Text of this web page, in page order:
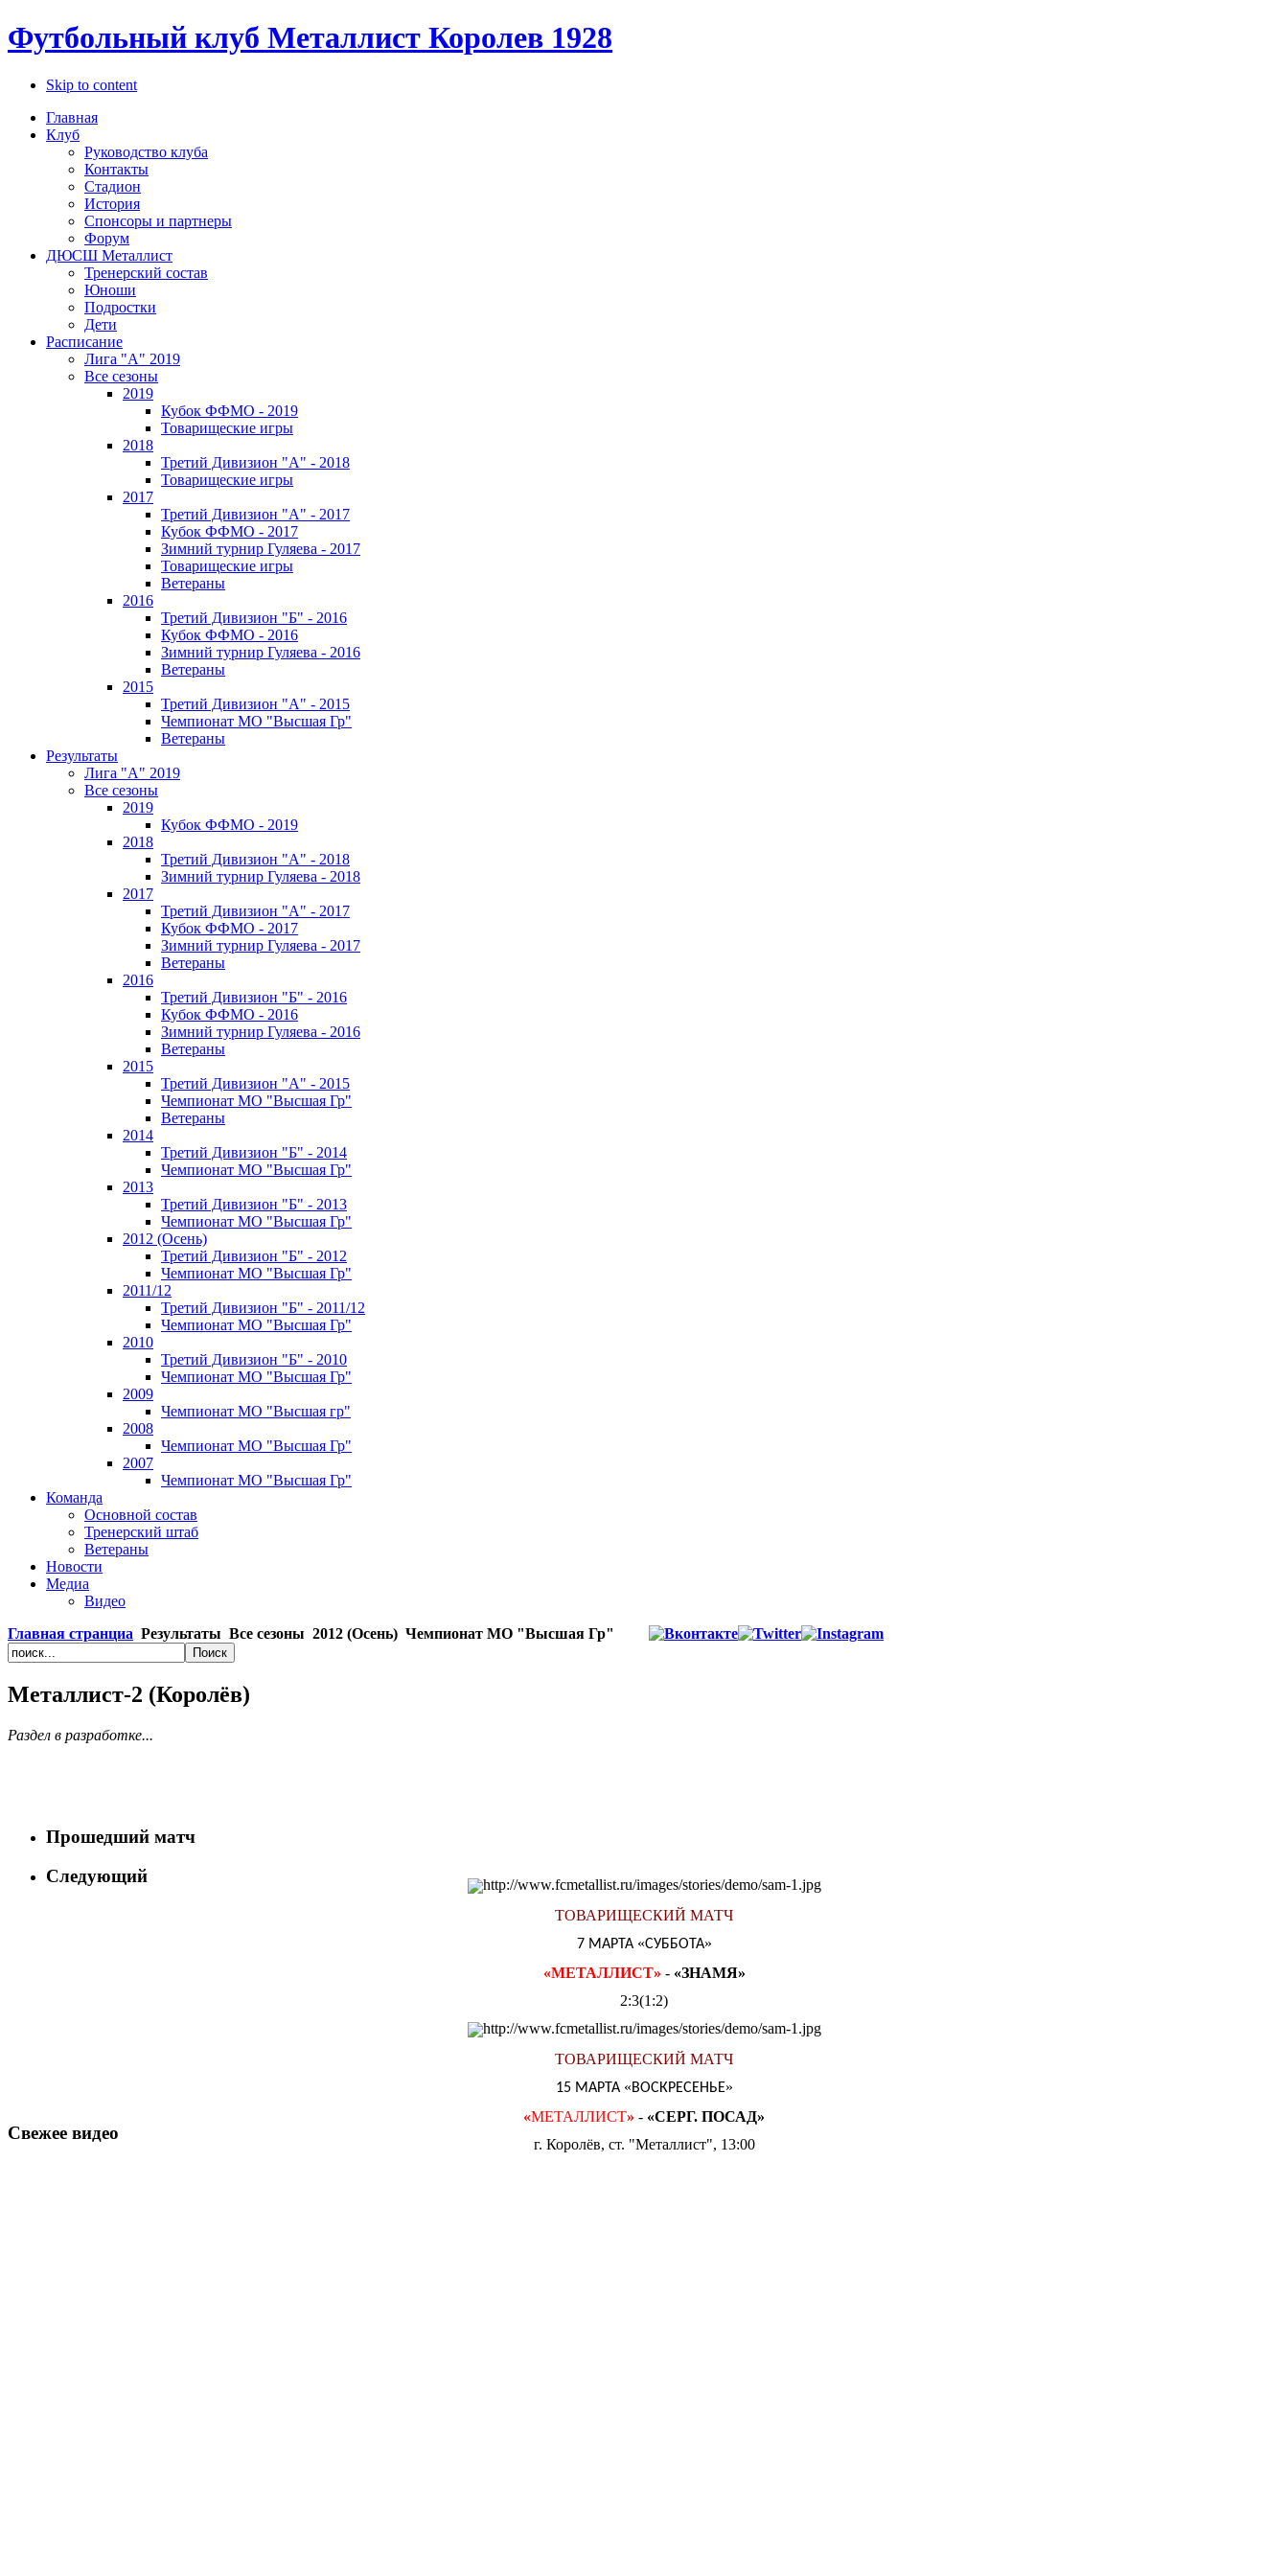
Футбольный клуб Металлист Королев 1928
Skip to content
Главная
Клуб
Руководство клуба
Контакты
Стадион
История
Спонсоры и партнеры
Форум
ДЮСШ Металлист
Тренерский состав
Юноши
Подростки
Дети
Расписание
Лига "А" 2019
Все сезоны
2019
Кубок ФФМО - 2019
Товарищеские игры
2018
Третий Дивизион "А" - 2018
Товарищеские игры
2017
Третий Дивизион "А" - 2017
Кубок ФФМО - 2017
Зимний турнир Гуляева - 2017
Товарищеские игры
Ветераны
2016
Третий Дивизион "Б" - 2016
Кубок ФФМО - 2016
Зимний турнир Гуляева - 2016
Ветераны
2015
Третий Дивизион "А" - 2015
Чемпионат МО "Высшая Гр"
Ветераны
Результаты
Лига "А" 2019
Все сезоны
2019
Кубок ФФМО - 2019
2018
Третий Дивизион "А" - 2018
Зимний турнир Гуляева - 2018
2017
Третий Дивизион "А" - 2017
Кубок ФФМО - 2017
Зимний турнир Гуляева - 2017
Ветераны
2016
Третий Дивизион "Б" - 2016
Кубок ФФМО - 2016
Зимний турнир Гуляева - 2016
Ветераны
2015
Третий Дивизион "А" - 2015
Чемпионат МО "Высшая Гр"
Ветераны
2014
Третий Дивизион "Б" - 2014
Чемпионат МО "Высшая Гр"
2013
Третий Дивизион "Б" - 2013
Чемпионат МО "Высшая Гр"
2012 (Осень)
Третий Дивизион "Б" - 2012
Чемпионат МО "Высшая Гр"
2011/12
Третий Дивизион "Б" - 2011/12
Чемпионат МО "Высшая Гр"
2010
Третий Дивизион "Б" - 2010
Чемпионат МО "Высшая Гр"
2009
Чемпионат МО "Высшая гр"
2008
Чемпионат МО "Высшая Гр"
2007
Чемпионат МО "Высшая Гр"
Команда
Основной состав
Тренерский штаб
Ветераны
Новости
Медиа
Видео
Главная странциа Результаты Все сезоны 2012 (Осень) Чемпионат МО "Высшая Гр"
Металлист-2 (Королёв)
Раздел в разработке...
Прошедший матч
Следующий
ТОВАРИЩЕСКИЙ МАТЧ
7 МАРТА «СУББОТА»
«МЕТАЛЛИСТ» - «ЗНАМЯ»
2:3(1:2)
ТОВАРИЩЕСКИЙ МАТЧ
15 МАРТА «ВОСКРЕСЕНЬЕ»
«МЕТАЛЛИСТ» - «СЕРГ. ПОСАД»
г. Королёв, ст. "Металлист", 13:00
Свежее видео